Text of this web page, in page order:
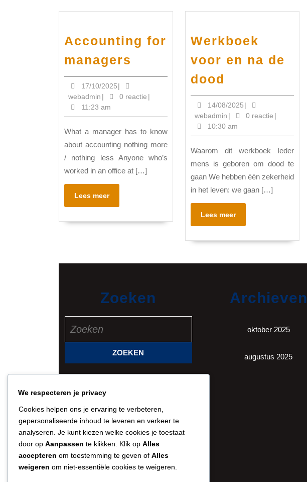
Accounting for
managers Accounting
managers
17/10/202517/10/2025
|
webadmin webadmin
| 0 reactie |
11:23 am
What a manager has to know
about accounting nothing more
/ nothing less Anyone who’s
worked in an office at […]
Lees meerLees
meer
Werkboek
voor en na de
dood
en
na
de
dood
14/08/202514/08/2025
|
webadmin webadmin
| 0 reactie |
10:30 am
Waarom dit werkboek Ieder
mens is geboren om dood te
gaan We hebben één zekerheid
in het leven: we gaan […]
Lees meerLees
meer
Zoeken
naar:
Archieven
oktober 2025
augustus 2025
We respecteren je privacy
Cookies helpen ons je ervaring te verbeteren,
gepersonaliseerde inhoud te leveren en verkeer te
analyseren. Je kunt kiezen welke cookies je toestaat
door op Aanpassen te klikken. Klik op Alles
accepteren om toestemming te geven of Alles
weigeren om niet-essentiële cookies te weigeren.